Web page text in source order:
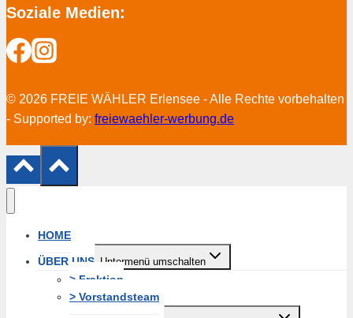
Soziale Medien:
© 2026 FREIE WÄHLER Erlensee - Alle Rechte vorbehalten
- Supported by: freiewaehler-werbung.de
HOME
ÜBER UNS Untermenü umschalten
> Fraktion
> Vorstandsteam